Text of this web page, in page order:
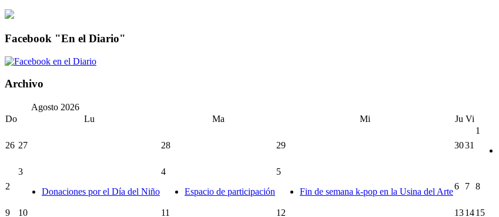
Facebook "En el Diario"
Archivo
Agosto 2026
Do
Lu Ma Mi Ju Vi
26 27 28 29 3031
1
2
3
Donaciones por el Día del Niño
4
Espacio de participación
5
Fin de semana k-pop en la Usina del Arte
6 7 8
9 10 11 12 131415